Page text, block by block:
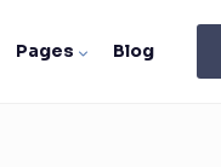
Pages Blog